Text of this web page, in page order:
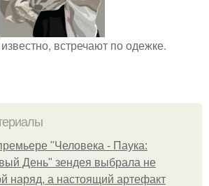
встречают по одежке.
"Человека - Паука:
День" зендея выбрала не
наряд, а настоящий артефакт